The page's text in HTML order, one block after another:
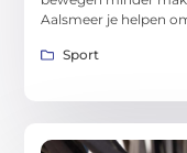
Aalsmeer je helpen
Sport